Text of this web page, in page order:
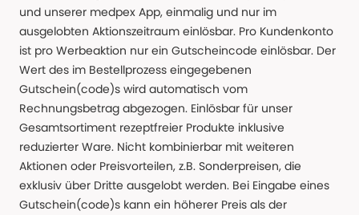
und unserer medpex App, einmalig und nur im
ausgelobten Aktionszeitraum einlösbar. Pro Kundenkonto
ist pro Werbeaktion nur ein Gutscheincode einlösbar. Der
Wert des im Bestellprozess eingegebenen
Gutschein(code)s wird automatisch vom
Rechnungsbetrag abgezogen. Einlösbar für unser
Gesamtsortiment rezeptfreier Produkte inklusive
reduzierter Ware. Nicht kombinierbar mit weiteren
Aktionen oder Preisvorteilen, z.B. Sonderpreisen, die
exklusiv über Dritte ausgelobt werden. Bei Eingabe eines
Gutschein(code)s kann ein höherer Preis als der